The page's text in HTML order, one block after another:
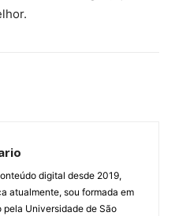
digital desde 2019,
atualmente, sou formada em
pela Universidade de São